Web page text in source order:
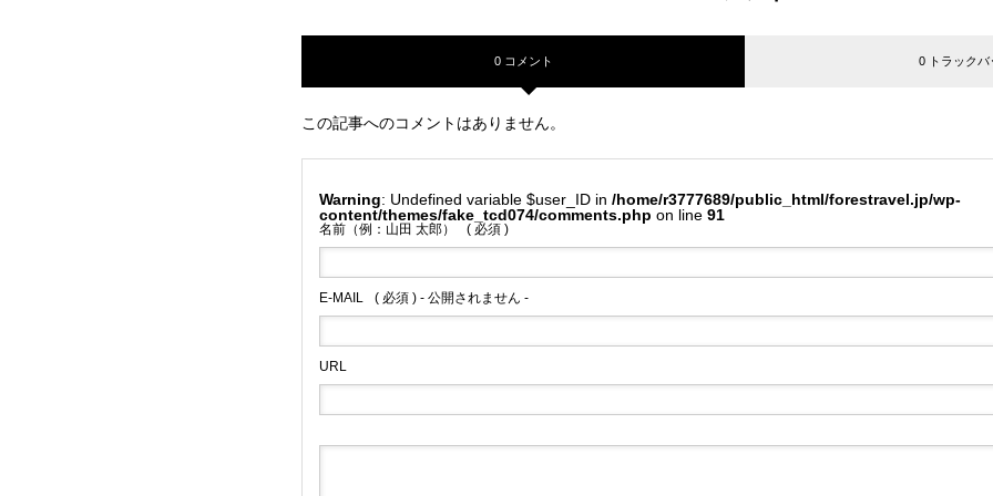
0 コメント 0 トラックバ
この記事へのコメントはありません。
Warning : Undefined variable $user_ID in /home/r3777689/public_html/forestravel.jp/wp-
content/themes/fake_tcd074/comments.php on line 91
名前（例：山田 太郎） ( 必須 )
E-MAIL ( 必須 ) - 公開されません -
URL